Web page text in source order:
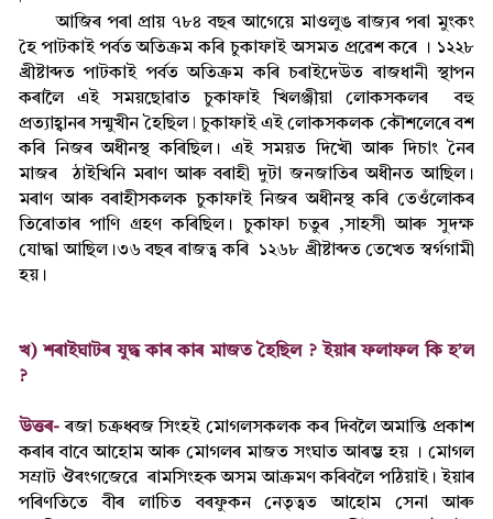
আজিৰ পৰা প্ৰায় ৭৮৪ বছৰ আগেয়ে মাওলুঙ ৰাজ্যৰ পৰা মুংকং
হৈ পাটকাই পৰ্বত অতিক্ৰম কৰি চুকাফাই অসমত প্ৰৱেশ কৰে । ১২২৮
খ্ৰীষ্টাব্দত পাটকাই পৰ্বত অতিক্ৰম কৰি চৰাইদেউত ৰাজধানী স্থাপন
কৰালৈ এই সময়ছোৱাত চুকাফাই খিলঞ্জীয়া লোকসকলৰ বহু
প্ৰত্যাহ্বানৰ সন্মুখীন হৈছিল ǀ চুকাফাই এই লোকসকলক কৌশলেৰে বশ
কৰি নিজৰ অধীনস্থ কৰিছিল। এই সময়ত দিখৌ আৰু দিচাং নৈৰ
মাজৰ ঠাইখিনি মৰাণ আৰু বৰাহী দুটা জনজাতিৰ অধীনত আছিল।
মৰাণ আৰু বৰাহীসকলক চুকাফাই নিজৰ অধীনস্থ কৰি তেওঁলোকৰ
তিৰোতাৰ পাণি গ্ৰহণ কৰিছিল। চুকাফা চতুৰ ,সাহসী আৰু সুদক্ষ
যোদ্ধা আছিল।৩৬ বছৰ ৰাজত্ব কৰি ১২৬৮ খ্ৰীষ্টাব্দত তেখেত স্বৰ্গগামী
হয়।
খ) শৰাইঘাটৰ যুদ্ধ কাৰ কাৰ মাজত হৈছিল ? ইয়াৰ ফলাফল কি হ’ল
?
উত্তৰ- ৰজা চক্ৰধ্বজ সিংহই মোগলসকলক কৰ দিবলৈ অমান্তি প্ৰকাশ
কৰাৰ বাবে আহোম আৰু মোগলৰ মাজত সংঘাত আৰম্ভ হয় । মোগল
সম্ৰাট ঔৰংগজেৱে ৰামসিংহক অসম আক্ৰমণ কৰিবলৈ পঠিয়াই। ইয়াৰ
পৰিণতিতে বীৰ লাচিত বৰফুকন নেতৃত্বত আহোম সেনা আৰু